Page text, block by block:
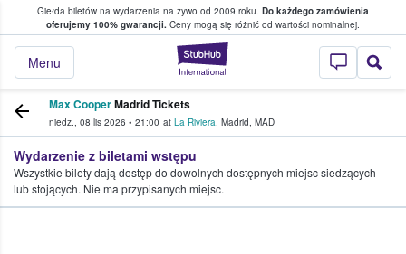
Giełda biletów na wydarzenia na żywo od 2009 roku. Do każdego zamówienia
oferujemy 100% gwarancji. Ceny mogą się różnić od wartości nominalnej.
StubHub —
Menu
w którym fani i kibice kupują i
Max CooperMadrid Tickets
niedz., 08 lis 2026 • 21:00 at La Riviera, Madrid, MAD
Wydarzenie z biletami wstępu
Wszystkie bilety dają dostęp do dowolnych dostępnych miejsc siedzących
lub stojących. Nie ma przypisanych miejsc.